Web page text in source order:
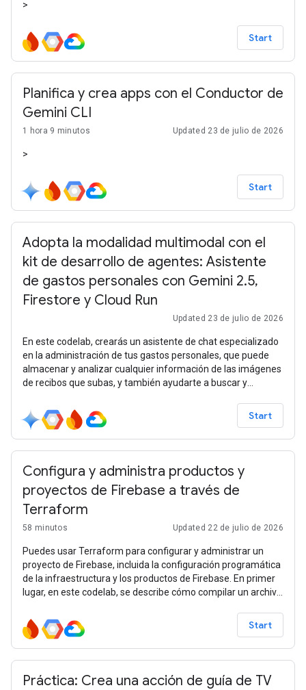
>
Start
Planifica y crea apps con el Conductor de
Gemini CLI
1 hora 9 minutos Updated 23 de julio de 2026
>
Start
Adopta la modalidad multimodal con el
kit de desarrollo de agentes: Asistente
de gastos personales con Gemini 2.5,
Firestore y Cloud Run
Updated 23 de julio de 2026
En este codelab, crearás un asistente de chat especializado
en la administración de tus gastos personales, que puede
almacenar y analizar cualquier información de las imágenes
de recibos que subas, y también ayudarte a buscar y
servicios: frontend y backend, en los que usarás Gradio para
crear el frontend y FastAPI para el backend. En el backend,
estamos diseñando la arquitectura de un agente con Google
Agent Development Kit (ADK), que puede administrar la
interacción multimodal e interactuar con el almacenamiento
y la base de datos de Firestore. Por último, implementarás
este servicio en Cloud Run
Start
Configura y administra productos y
proyectos de Firebase a través de
Terraform
58 minutos Updated 22 de julio de 2026
Puedes usar Terraform para configurar y administrar un
proyecto de Firebase, incluida la configuración programática
de la infraestructura y los productos de Firebase. En primer
lugar, en este codelab, se describe cómo compilar un archivo
Start
Práctica: Crea una acción de guía de TV